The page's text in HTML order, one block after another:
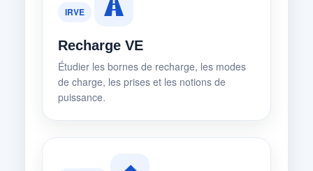
IRVE
Recharge VE
Étudier les bornes de recharge, les modes
de charge, les prises et les notions de
puissance.